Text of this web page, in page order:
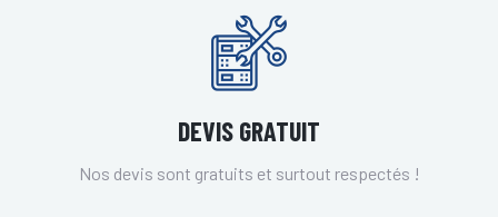
DEVIS GRATUIT
Nos devis sont gratuits et surtout respectés !